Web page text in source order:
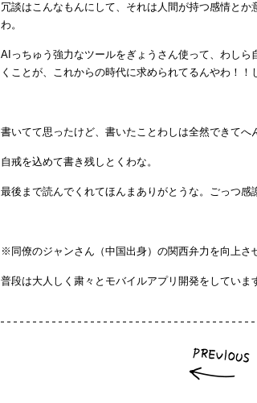
冗談はこんなもんにして、それは人間が持つ感情と
わ。
AIっちゅう強力なツールをぎょうさん使って、わし
くことが、これからの時代に求められてるんやわ！！
書いてて思ったけど、書いたことわしは全然できてへ
自戒を込めて書き残しとくわな。
最後まで読んでくれてほんまありがとうな。ごっつ感
※同僚のジャンさん（中国出身）の関西弁力を向上さ
普段は大人しく粛々とモバイルアプリ開発をしていま